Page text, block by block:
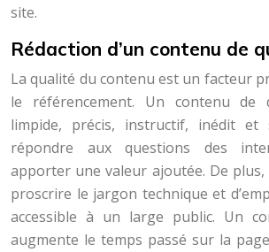
site.
Rédaction d’un contenu de
La qualité du contenu est un facteur
le référencement. Un contenu de
limpide, précis, instructif, inédit
répondre aux questions des
apporter une valeur ajoutée. De
proscrire le jargon technique et
accessible à un large public. Un
augmente le temps passé sur la